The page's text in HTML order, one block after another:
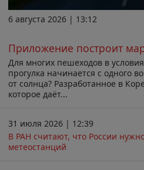
6 августа 2026 | 13:12
Приложение построит
Для многих пешеходов в
прогулка начинается с одного
от солнца? Разработанное в
которое даёт...
31 июля 2026 | 12:39
В РАН считают, что России
метеостанций